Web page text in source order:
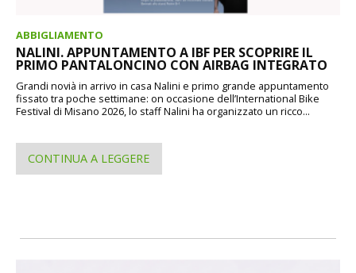
ABBIGLIAMENTO
NALINI. APPUNTAMENTO A IBF PER SCOPRIRE IL
PRIMO PANTALONCINO CON AIRBAG INTEGRATO
Grandi novià in arrivo in casa Nalini e primo grande appuntamento
fissato tra poche settimane: on occasione dell’International Bike
Festival di Misano 2026, lo staff Nalini ha organizzato un ricco...
CONTINUA A LEGGERE